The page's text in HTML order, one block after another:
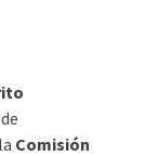
Comisión